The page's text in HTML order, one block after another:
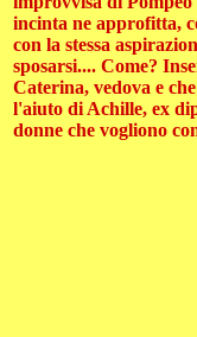
incinta ne approfitta,
con la stessa
sposarsi.... Come?
Caterina, vedova e
l'aiuto di Achille, ex
donne che vogliono